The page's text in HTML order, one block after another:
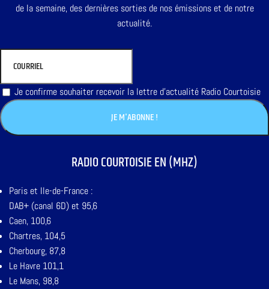
de la semaine, des dernières sorties de nos émissions et de notre
actualité.
Je confirme souhaiter recevoir la lettre d'actualité Radio Courtoisie
RADIO COURTOISIE EN (MHZ)
Paris et Ile-de-France :
DAB+ (canal 6D) et 95,6
Caen, 100,6
Chartres, 104,5
Cherbourg, 87,8
Le Havre 101,1
Le Mans, 98,8